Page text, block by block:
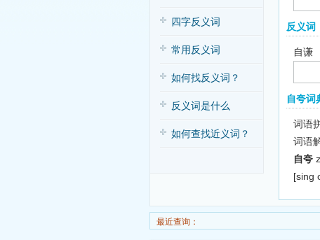
习
四字反义词
常用反义词
如何找反义词？
反义词是什么
如何查找近义词？
反义词
自谦
自夸词
词语
词语
自夸
[sing
最近查询：